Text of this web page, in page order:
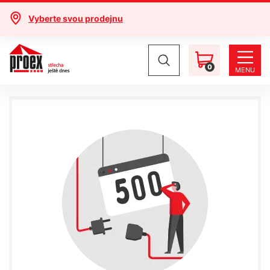
Vyberte svou prodejnu
0 MENU